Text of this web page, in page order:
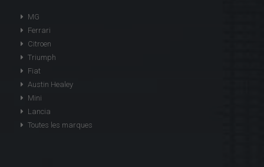
MG
Ferrari
Citroen
Triumph
Fiat
Austin Healey
Mini
Lancia
Toutes les marques